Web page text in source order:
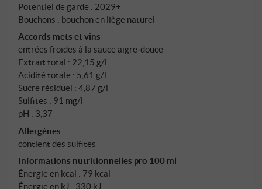
Potentiel de garde : 2029+
Bouchons : bouchon en liège naturel
Accords mets et vins
entrées froides à la sauce aigre‑douce
Extrait total : 22,15 g/l
Acidité totale : 5,61 g/l
Sucre résiduel : 4,87 g/l
Sulfites : 91 mg/l
pH : 3,37
Allergènes
contient des sulfites
Informations nutritionnelles pro 100 ml
Énergie en kcal : 79 kcal
Énergie en kJ : 330 kJ